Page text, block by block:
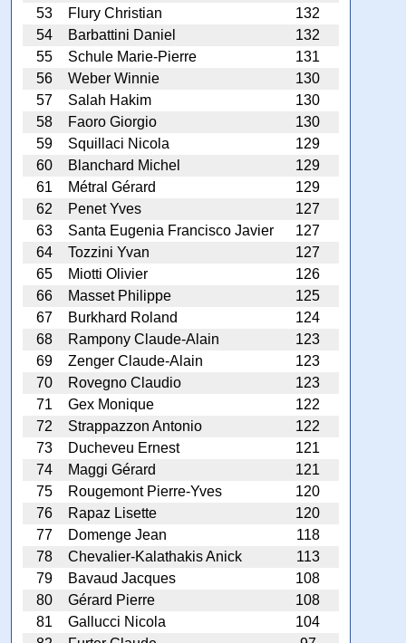
53
Flury Christian
132
54
Barbattini Daniel
132
55
Schule Marie-Pierre
131
56
Weber Winnie
130
57
Salah Hakim
130
58
Faoro Giorgio
130
59
Squillaci Nicola
129
60
Blanchard Michel
129
61
Métral Gérard
129
62
Penet Yves
127
63
Santa Eugenia Francisco Javier
127
64
Tozzini Yvan
127
65
Miotti Olivier
126
66
Masset Philippe
125
67
Burkhard Roland
124
68
Rampony Claude-Alain
123
69
Zenger Claude-Alain
123
70
Rovegno Claudio
123
71
Gex Monique
122
72
Strappazzon Antonio
122
73
Ducheveu Ernest
121
74
Maggi Gérard
121
75
Rougemont Pierre-Yves
120
76
Rapaz Lisette
120
77
Domenge Jean
118
78
Chevalier-Kalathakis Anick
113
79
Bavaud Jacques
108
80
Gérard Pierre
108
81
Gallucci Nicola
104